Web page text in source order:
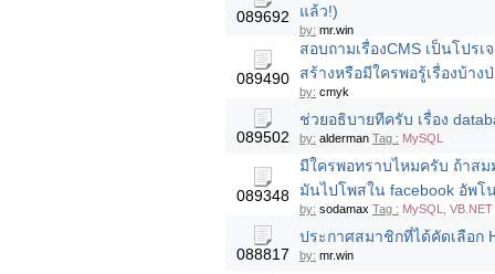
089692
แล้ว!)
by: mr.win
089490
สอบถามเรื่องCMS เป็นโปร
สร้างหรือมีใครพอรู้เรื่องบ้าง
by: cmyk
089502
ช่วยอธิบายทีครับ เรื่อง
by: alderman Tag : MySQL
089348
มีใครพอทราบไหมครับ ถ้าส
มันไปโพสใน facebook อัพโ
by: sodamax Tag : MySQL, VB.NET
088817
ประกาศสมาชิกที่ได้คัดเลือก
by: mr.win